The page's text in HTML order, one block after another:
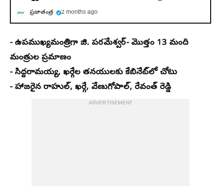
ప్రజాతంత్ర 2 months ago
- ఉపముఖ్యమంత్రిగా జి. పరమేశ్వర్‌- మొత్తం 13 మంది
మంత్రుల ప్రమాణం
- సిద్దరామయ్య, ఖర్గేల తనయులకు కేబినేట్‌లో చోటు
- హాజరైన రాహుల్‌, ఖర్గే, వేణుగోపాల్‌, రేవంత్‌ రెడ్డి
ADVERTISEMENT